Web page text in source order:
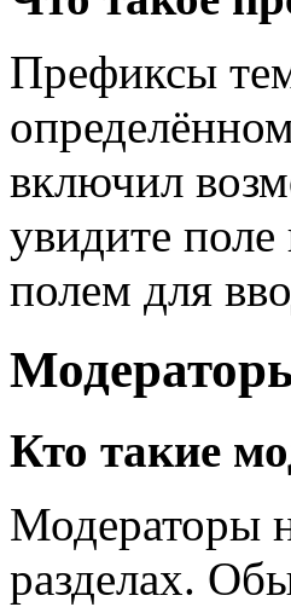
Префиксы
включил
увидите
полем для
Кто такие
Модераторы
разделах.